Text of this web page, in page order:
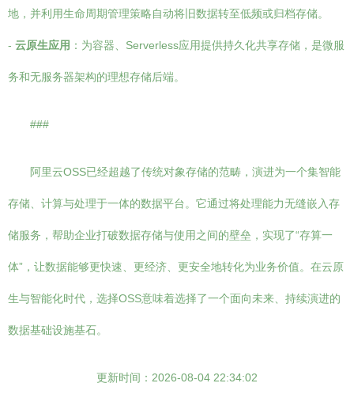
地，并利用生命周期管理策略自动将旧数据转至低频或归档存储。
- 云原生应用 ：为容器、Serverless应用提供持久化共享存储，是微服
务和无服务器架构的理想存储后端。
###
阿里云OSS已经超越了传统对象存储的范畴，演进为一个集智能
存储、计算与处理于一体的数据平台。它通过将处理能力无缝嵌入存
储服务，帮助企业打破数据存储与使用之间的壁垒，实现了“存算一
体”，让数据能够更快速、更经济、更安全地转化为业务价值。在云原
生与智能化时代，选择OSS意味着选择了一个面向未来、持续演进的
数据基础设施基石。
更新时间：2026-08-04 22:34:02